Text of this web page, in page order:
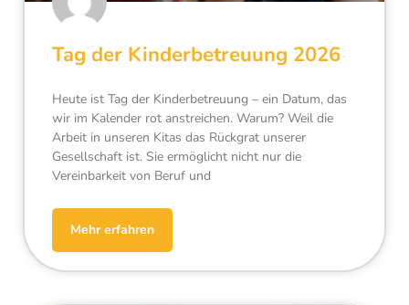
Tag der Kinderbetreuung 2026
Heute ist Tag der Kinderbetreuung – ein Datum, das
wir im Kalender rot anstreichen. Warum? Weil die
Arbeit in unseren Kitas das Rückgrat unserer
Gesellschaft ist. Sie ermöglicht nicht nur die
Vereinbarkeit von Beruf und
Mehr erfahren